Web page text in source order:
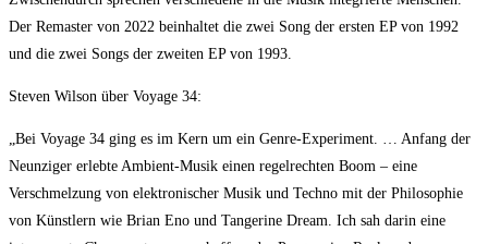
Der Remaster von 2022 beinhaltet die zwei Song der ersten EP von 1992
und die zwei Songs der zweiten EP von 1993.
Steven Wilson über Voyage 34:
„Bei Voyage 34 ging es im Kern um ein Genre-Experiment. … Anfang der
Neunziger erlebte Ambient-Musik einen regelrechten Boom – eine
Verschmelzung von elektronischer Musik und Techno mit der Philosophie
von Künstlern wie Brian Eno und Tangerine Dream. Ich sah darin eine